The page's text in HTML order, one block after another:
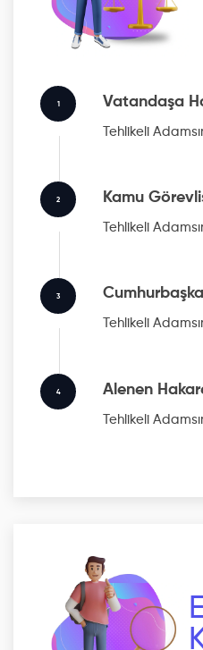
1 Vatandaşa
Tehlikeli
2 Kamu
Tehlikeli
3
Tehlikeli
4 Alenen
Tehlikeli